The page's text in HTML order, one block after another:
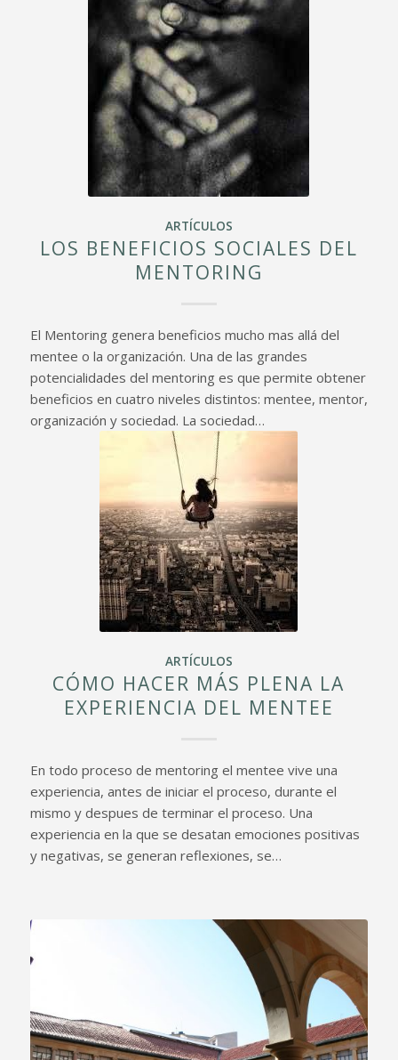
ARTÍCULOS
LOS BENEFICIOS SOCIALES DEL
MENTORING
El Mentoring genera beneficios mucho mas allá del
mentee o la organización. Una de las grandes
potencialidades del mentoring es que permite obtener
beneficios en cuatro niveles distintos: mentee, mentor,
organización y sociedad. La sociedad…
ARTÍCULOS
CÓMO HACER MÁS PLENA LA
EXPERIENCIA DEL MENTEE
En todo proceso de mentoring el mentee vive una
experiencia, antes de iniciar el proceso, durante el
mismo y despues de terminar el proceso. Una
experiencia en la que se desatan emociones positivas
y negativas, se generan reflexiones, se…